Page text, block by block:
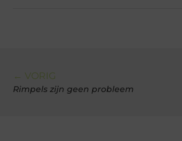
← VORIG
Rimpels zijn geen probleem